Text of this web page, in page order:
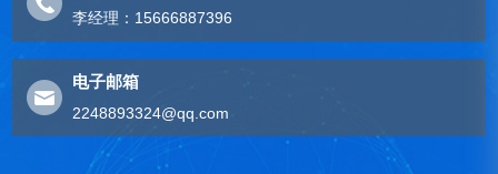
李经理：15666887396
电子邮箱
2248893324@qq.com